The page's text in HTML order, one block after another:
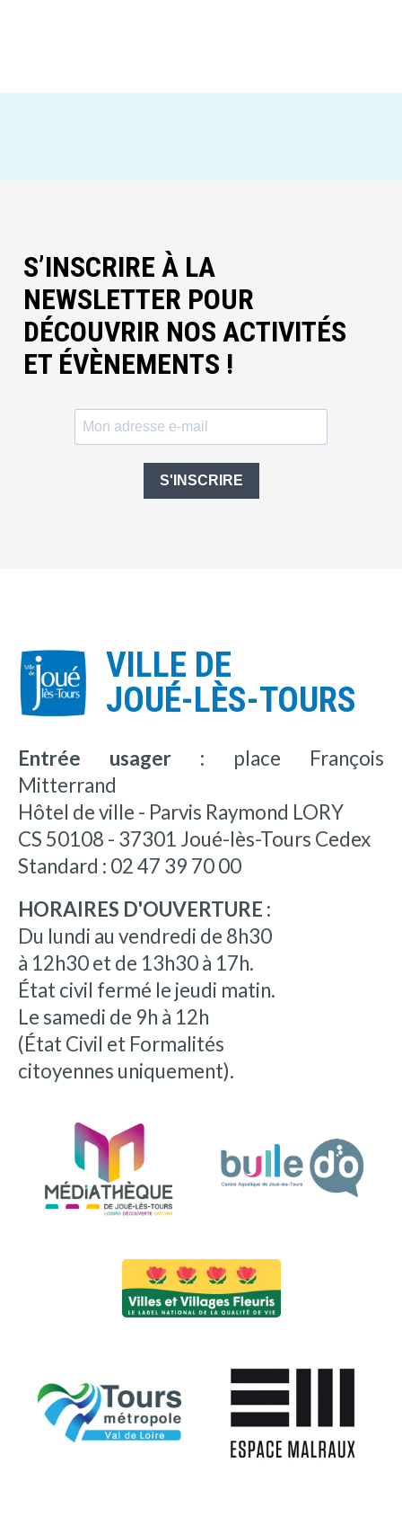
S’INSCRIRE À LA
NEWSLETTER POUR
DÉCOUVRIR NOS ACTIVITÉS
ET ÉVÈNEMENTS !
S'INSCRIRE
VILLE DE
JOUÉ-LÈS-TOURS
Entrée usager : place François
Mitterrand
Hôtel de ville - Parvis Raymond LORY
CS 50108 - 37301 Joué-lès-Tours Cedex
Standard : 02 47 39 70 00
HORAIRES D'OUVERTURE :
Du lundi au vendredi de 8h30
à 12h30 et de 13h30 à 17h.
État civil fermé le jeudi matin.
Le samedi de 9h à 12h
(État Civil et Formalités
citoyennes uniquement).